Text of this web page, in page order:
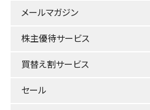
メールマガジン
株主優待サービス
買替え割サービス
セール